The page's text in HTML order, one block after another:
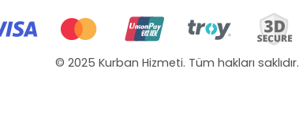
© 2025 Kurban Hizmeti. Tüm hakları saklıdır.